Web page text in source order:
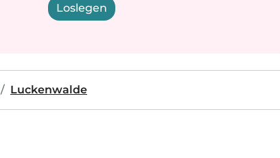
Loslegen
Luckenwalde